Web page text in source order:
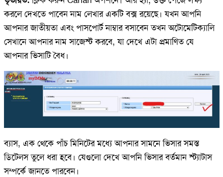
করলে দেখতে পাবেন নাম লেখার একটি বক্স রয়েছে। যখন আপনি
আপনার জাতীয়তা এবং পাসপোর্ট নাম্বার বসাবেন তখন অটোমেটিক্যালি
সেখানে আপনার নাম সাজেস্ট করবে, যা দেখে এটা প্রমাণিত যে
আপনার ভিসাটি বৈধ।
ব্যাস, এক থেকে পাঁচ মিনিটের মধ্যে আপনার সামনে ভিসার সমস্ত
ডিটেলস তুলে ধরা হবে। যেগুলো দেখে আপনি ভিসার বর্তমান স্ট্যাটাস
সম্পর্কে জানতে পারবেন।